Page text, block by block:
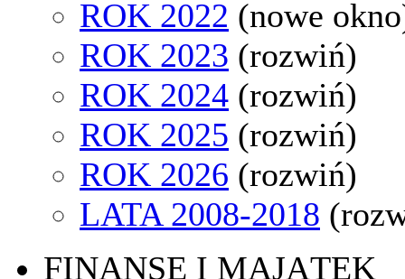
ROK 2022 (nowe
ROK 2023 (rozwiń)
ROK 2024 (rozwiń)
ROK 2025 (rozwiń)
ROK 2026 (rozwiń)
LATA 2008-2018
FINANSE I MAJĄTEK